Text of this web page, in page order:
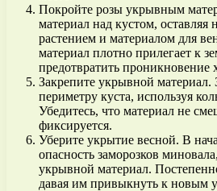
Покройте розы укрывным
материал над кустом, оставляя
растением и материалом для
материал плотно прилегает к
предотвратить проникновение
Закрепите укрывной материал.
периметру куста, используя
Убедитесь, что материал не
фиксируется.
Уберите укрытие весной. В
опасность заморозков
укрывной материал.
давая им привыкнуть к новым